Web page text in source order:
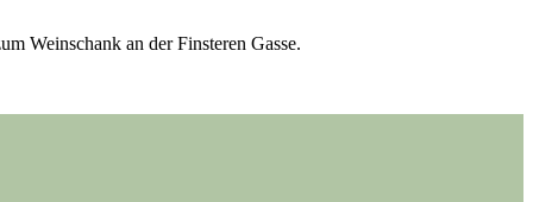
Wein­schank an der Fins­te­ren Gasse.